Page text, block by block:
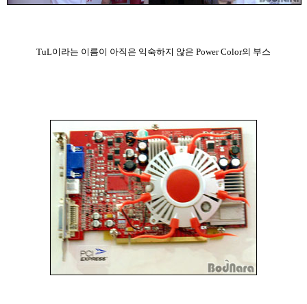
TuL이라는 이름이 아직은 익숙하지 않은 Power Color의 부스